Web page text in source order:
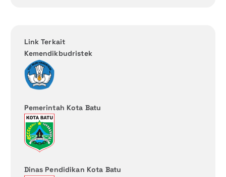
Link Terkait
Kemendikbudristek
Pemerintah Kota Batu
Dinas Pendidikan Kota Batu